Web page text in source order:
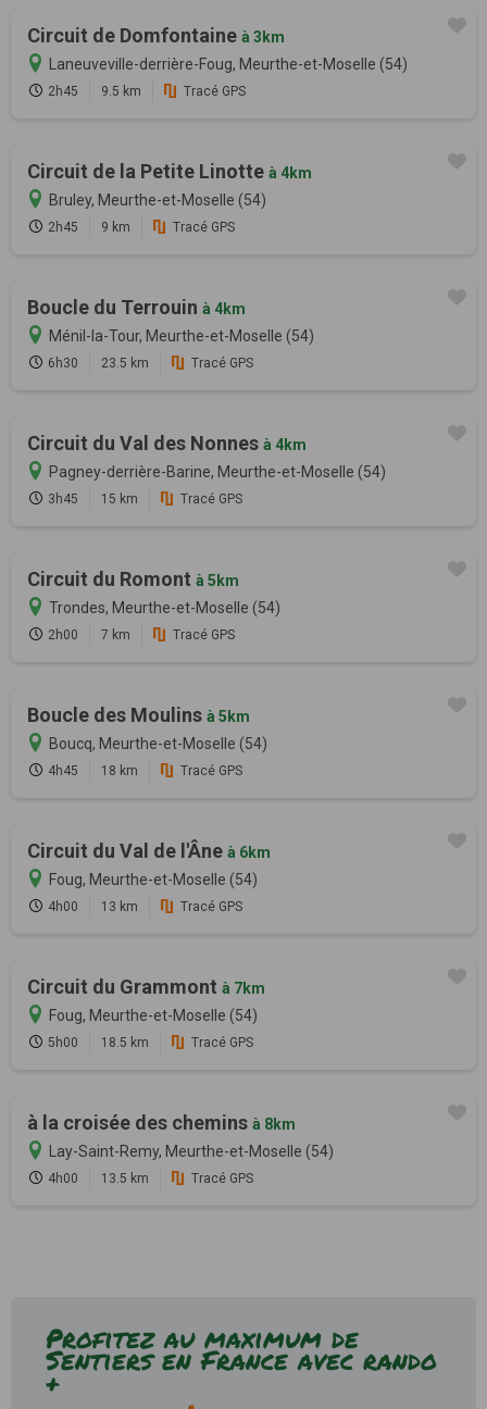
Circuit de Domfontaine à 3km
Laneuveville-derrière-Foug, Meurthe-et-Moselle (54)
2h45 9.5 km Tracé GPS
Circuit de la Petite Linotte à 4km
Bruley, Meurthe-et-Moselle (54)
2h45 9 km Tracé GPS
Boucle du Terrouin à 4km
Ménil-la-Tour, Meurthe-et-Moselle (54)
6h30 23.5 km Tracé GPS
Circuit du Val des Nonnes à 4km
Pagney-derrière-Barine, Meurthe-et-Moselle (54)
3h45 15 km Tracé GPS
Circuit du Romont à 5km
Trondes, Meurthe-et-Moselle (54)
2h00 7 km Tracé GPS
Boucle des Moulins à 5km
Boucq, Meurthe-et-Moselle (54)
4h45 18 km Tracé GPS
Circuit du Val de l'Âne à 6km
Foug, Meurthe-et-Moselle (54)
4h00 13 km Tracé GPS
Circuit du Grammont à 7km
Foug, Meurthe-et-Moselle (54)
5h00 18.5 km Tracé GPS
à la croisée des chemins à 8km
Lay-Saint-Remy, Meurthe-et-Moselle (54)
4h00 13.5 km Tracé GPS
Profitez au maximum de
Sentiers en France avec rando
+